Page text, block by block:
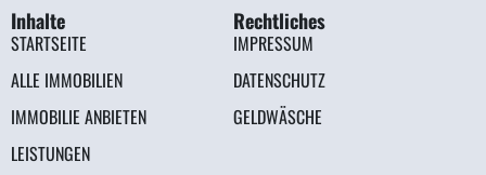
Inhalte
STARTSEITE
ALLE IMMOBILIEN
IMMOBILIE ANBIETEN
LEISTUNGEN
Rechtliches
IMPRESSUM
DATENSCHUTZ
GELDWÄSCHE